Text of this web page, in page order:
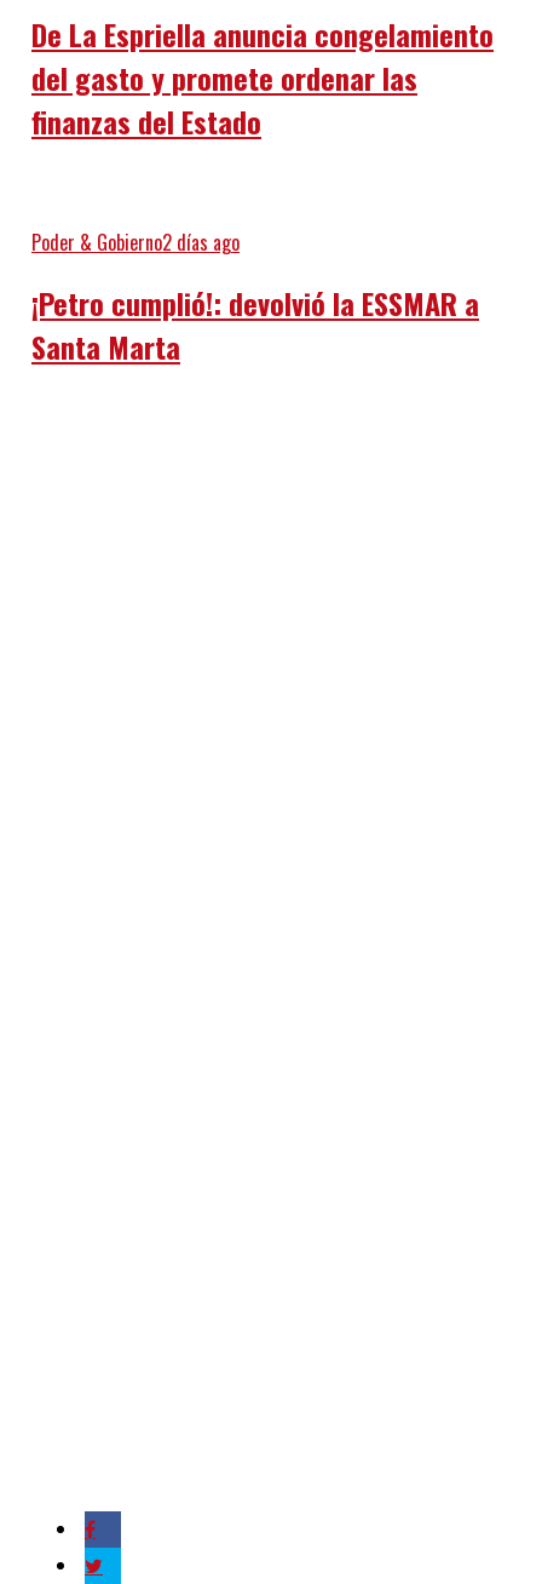
De La Espriella anuncia congelamiento
del gasto y promete ordenar las
finanzas del Estado
Poder & Gobierno2 días ago
¡Petro cumplió!: devolvió la ESSMAR a
Santa Marta